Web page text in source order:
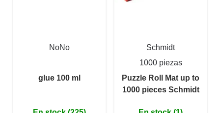
NoNo
glue 100 ml
Schmidt
1000 piezas
Puzzle Roll Mat up to
1000 pieces Schmidt